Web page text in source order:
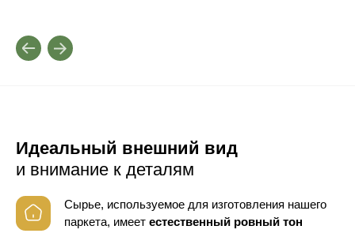
Идеальный внешний вид
и внимание к деталям
Сырье, используемое для изготовления нашего
паркета, имеет естественный ровный тон